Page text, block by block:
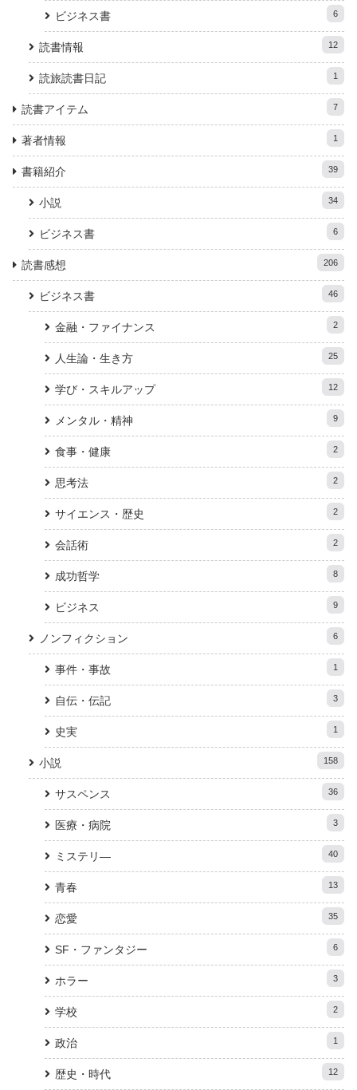
ビジネス書 6
読書情報 12
読旅読書日記 1
読書アイテム 7
著者情報 1
書籍紹介 39
小説 34
ビジネス書 6
読書感想 206
ビジネス書 46
金融・ファイナンス 2
人生論・生き方 25
学び・スキルアップ 12
メンタル・精神 9
食事・健康 2
思考法 2
サイエンス・歴史 2
会話術 2
成功哲学 8
ビジネス 9
ノンフィクション 6
事件・事故 1
自伝・伝記 3
史実 1
小説 158
サスペンス 36
医療・病院 3
ミステリ― 40
青春 13
恋愛 35
SF・ファンタジー 6
ホラー 3
学校 2
政治 1
歴史・時代 12